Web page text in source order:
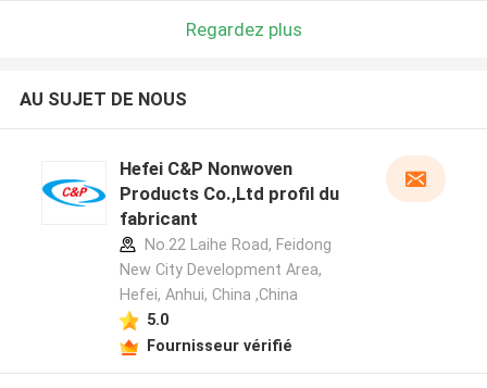
Regardez plus
AU SUJET DE NOUS
Hefei C&P Nonwoven
Products Co.,Ltd profil du
fabricant
No.22 Laihe Road, Feidong
New City Development Area,
Hefei, Anhui, China ,China
5.0
Fournisseur vérifié